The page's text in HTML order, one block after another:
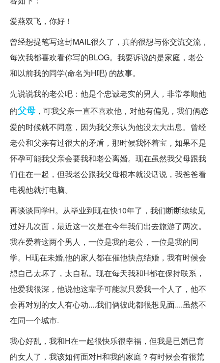
爱燕双飞，你好！
曾经想提笔写这封MAIL很久了，真的很想与你交流交流，
每次我都喜欢看你写的BLOG。我要诉说的是家庭，老公
和以前我的同学(命名为H吧) 的故事。
先说说我的老公吧：他是个忠诚老实的男人，非常孝顺他
的父母 ，可我父亲一直不喜欢他，对他有偏见，我们俩恋
爱的时候就不同意，因为我父亲认为他没太大出息。曾经
老公和父亲有过很大的矛盾，那时候我怀着宝，如果不是
怀孕可能我父亲会要我和老公离婚。现在虽然我父母跟我
们住在一起，但我老公跟我父母根本就没话说，我爸爸看
电视他就打电脑。
再谈谈同学H。从毕业到现在快10年了，我们断断续续见
过好几次面，最近这一次是在今年我们出去旅游了两次。
我在爱着这两个男人，一位是我的老公，一位是我的同
学。H现在未婚,他的家人都在催他快点结婚，我有时候会
想自己太坏了，太自私。现在每天我和H都在保持联系，
他爱我很深，他说他这辈子可能就只爱我一个人了，他不
会再对别的女人有心动....我们俩彼此都很想见面....虽然不
在同一个城市.
我心好乱，我和H在一起很快乐很幸福，但我是已婚已育
的女人了，我该如何面对H和我的家庭？有时候会有很荒